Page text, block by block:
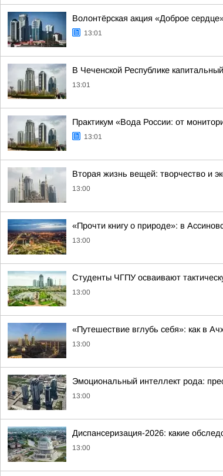
Волонтёрская акция «Доброе
13:01
В Чеченской Республике
13:01
Практикум «Вода России: от
13:01
Вторая жизнь вещей: творчество и
13:00
«Прочти книгу о природе»: в
13:00
Студенты ЧГПУ осваивают
13:00
«Путешествие вглубь себя»: как в
13:00
Эмоциональный интеллект рода:
13:00
Диспансеризация-2026: какие
13:00